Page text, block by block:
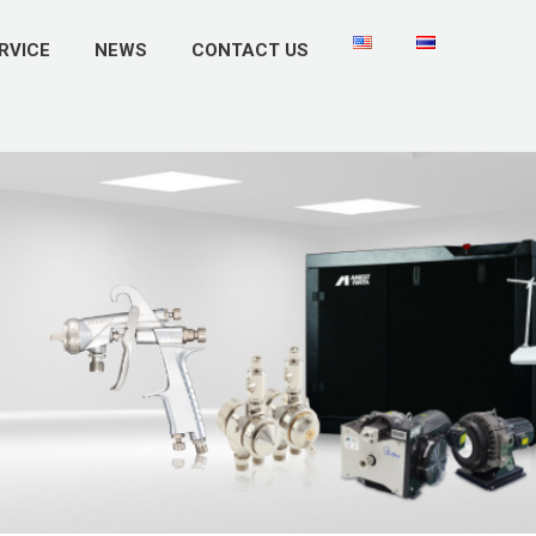
NEWS CONTACT US